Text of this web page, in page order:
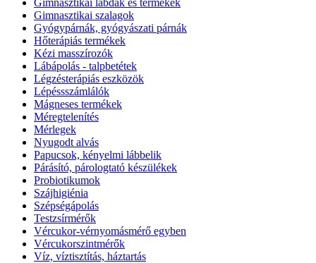
Gimnasztikai labdák és termékek
Gimnasztikai szalagok
Gyógypárnák, gyógyászati párnák
Hőterápiás termékek
Kézi masszírozók
Lábápolás - talpbetétek
Légzésterápiás eszközök
Lépéssszámlálók
Mágneses termékek
Méregtelenítés
Mérlegek
Nyugodt alvás
Papucsok, kényelmi lábbelik
Párásító, párologtató készülékek
Probiotikumok
Szájhigiénia
Szépségápolás
Testzsírmérők
Vércukor-vérnyomásmérő egyben
Vércukorszintmérők
Víz, víztisztítás, háztartás